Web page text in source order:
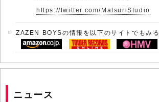
https://twitter.com/MatsuriStudio
ZAZEN BOYSの情報を以下のサイトでもみる
ニュース